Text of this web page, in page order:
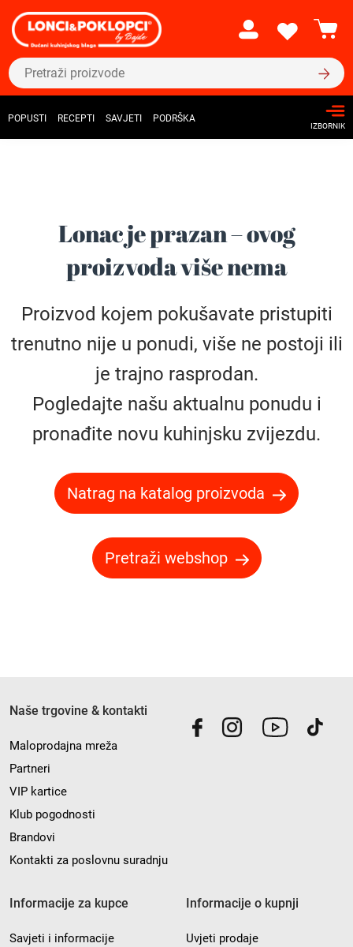
POPUSTI RECEPTI SAVJETI PODRŠKA
IZBORNIK
Lonac je prazan – ovog
proizvoda više nema
Proizvod kojem pokušavate pristupiti
trenutno nije u ponudi, više ne postoji ili
je trajno rasprodan.
Pogledajte našu aktualnu ponudu i
pronađite novu kuhinjsku zvijezdu.
Natrag na katalog proizvoda
Pretraži webshop
Naše trgovine & kontakti
Maloprodajna mreža
Partneri
VIP kartice
Klub pogodnosti
Brandovi
Kontakti za poslovnu suradnju
Informacije za kupce
Savjeti i informacije
Informacije o kupnji
Uvjeti prodaje